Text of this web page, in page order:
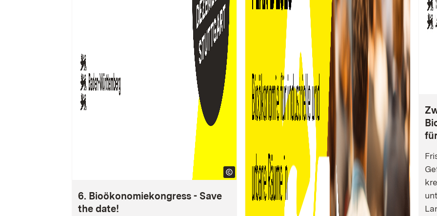
6. Bioökonomiekongress - Save
the date!